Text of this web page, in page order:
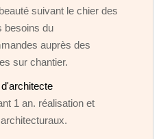
suivant le chier des
besoins du
auprès des
sur chantier.
1 an. réalisation et